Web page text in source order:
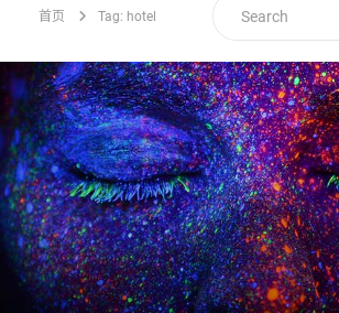
首页 Tag: hotel